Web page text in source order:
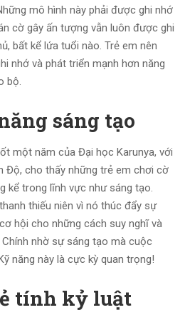
mô hình này phải được ghi nhớ
cờ gây ấn tượng vẫn luôn được ghi
bất kể lứa tuổi nào. Trẻ em nên
nhớ và phát triển mạnh hơn năng
bộ.
sáng tạo
một năm của Đại học Karunya, với
Độ, cho thấy những trẻ em chơi cờ
kể trong lĩnh vực như sáng tạo.
thiếu niên vì nó thúc đẩy sự
hội cho những cách suy nghĩ và
nhờ sự sáng tạo mà cuộc
năng này là cực kỳ quan trọng!
tính kỷ luật